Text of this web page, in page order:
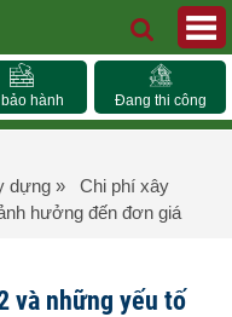
hành Đang thi công
dựng » Chi phí xây
hưởng đến đơn giá
và những yếu tố